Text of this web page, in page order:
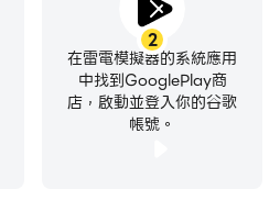
2
在雷電模擬器的系統應用
中找到GooglePlay商
店，啟動並登入你的谷歌
帳號。